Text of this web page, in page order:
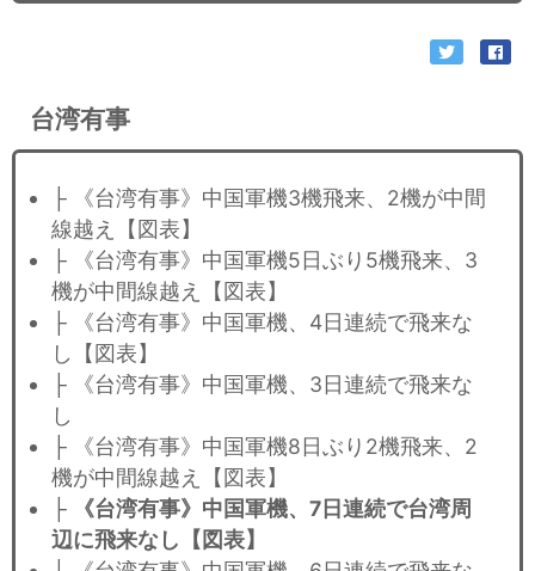
台湾有事
├ 《台湾有事》中国軍機3機飛来、2機が中間
線越え【図表】
├ 《台湾有事》中国軍機5日ぶり5機飛来、3
機が中間線越え【図表】
├ 《台湾有事》中国軍機、4日連続で飛来な
し【図表】
├ 《台湾有事》中国軍機、3日連続で飛来な
し
├ 《台湾有事》中国軍機8日ぶり2機飛来、2
機が中間線越え【図表】
├
《台湾有事》中国軍機、7日連続で台湾周
辺に飛来なし【図表】